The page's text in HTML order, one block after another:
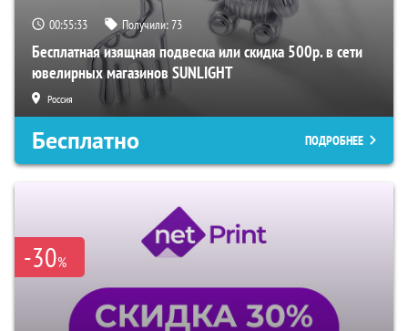
00:55:32 Получили:73
Бесплатная изящная подвеска или скидка 500р. в сети
ювелирных магазинов SUNLIGHT
Россия
Бесплатно ПОДРОБНЕЕ
-30%